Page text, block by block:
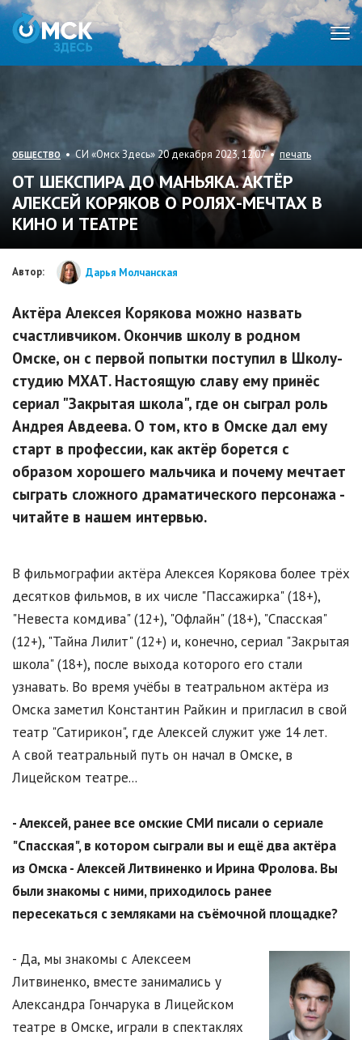
ОБЩЕСТВО • СИ «Омск Здесь» 20 декабря 2023, 12:07 • печать
ОТ ШЕКСПИРА ДО МАНЬЯКА. АКТЁР
АЛЕКСЕЙ КОРЯКОВ О РОЛЯХ-МЕЧТАХ В
КИНО И ТЕАТРЕ
Автор: Дарья Молчанская
Актёра Алексея Корякова можно назвать
счастливчиком. Окончив школу в родном
Омске, он с первой попытки поступил в Школу-
студию МХАТ. Настоящую славу ему принёс
сериал "Закрытая школа", где он сыграл роль
Андрея Авдеева. О том, кто в Омске дал ему
старт в профессии, как актёр борется с
образом хорошего мальчика и почему мечтает
сыграть сложного драматического персонажа -
читайте в нашем интервью.
В фильмографии актёра Алексея Корякова более трёх
десятков фильмов, в их числе "Пассажирка" (18+),
"Невеста комдива" (12+), "Офлайн" (18+), "Спасская"
(12+), "Тайна Лилит" (12+) и, конечно, сериал "Закрытая
школа" (18+), после выхода которого его стали
узнавать. Во время учёбы в театральном актёра из
Омска заметил Константин Райкин и пригласил в свой
театр "Сатирикон", где Алексей служит уже 14 лет.
А свой театральный путь он начал в Омске, в
Лицейском театре...
- Алексей, ранее все омские СМИ писали о сериале
"Спасская", в котором сыграли вы и ещё два актёра
из Омска - Алексей Литвиненко и Ирина Фролова. Вы
были знакомы с ними, приходилось ранее
пересекаться с земляками на съёмочной площадке?
- Да, мы знакомы с Алексеем
Литвиненко, вместе занимались у
Александра Гончарука в Лицейском
театре в Омске, играли в спектаклях